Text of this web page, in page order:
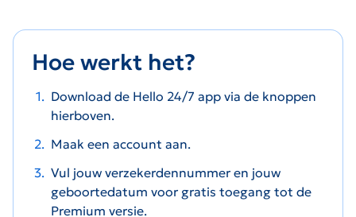
Hoe werkt het?
Download de Hello 24/7 app via de knoppen
hierboven.
Maak een account aan.
Vul jouw verzekerdennummer en jouw
geboortedatum voor gratis toegang tot de
Premium versie.